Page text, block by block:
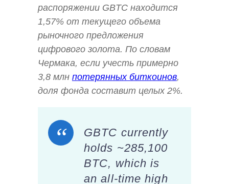
распоряжении GBTC находится
1,57% от текущего объема
рыночного предложения
цифрового золота. По словам
Чермака, если учесть примерно
3,8 млн потерянных биткоинов,
доля фонда составит целых 2%.
GBTC currently
holds ~285,100
BTC, which is
an all-time high